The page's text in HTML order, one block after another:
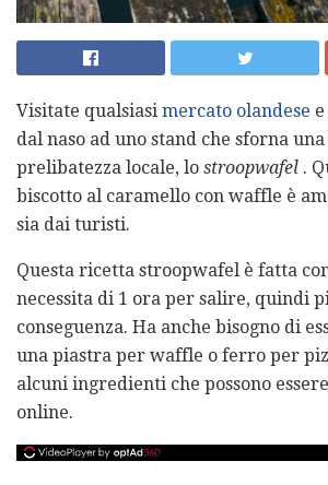
Visitate qualsiasi mercato olandese
dal naso ad uno stand che sforna
prelibatezza locale, lo stroopwafel .
biscotto al caramello con waffle è
sia dai turisti.
Questa ricetta stroopwafel è fatta
necessita di 1 ora per salire, quindi
conseguenza. Ha anche bisogno di
una piastra per waffle o ferro per
alcuni ingredienti che possono
online.